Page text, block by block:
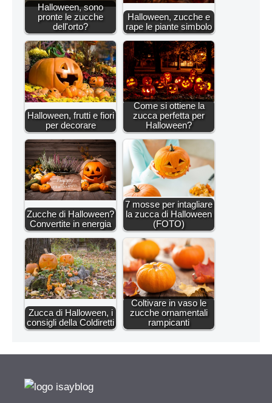
Halloween, sono
pronte le zucche
dell'orto?
Halloween, zucche e
rape le piante simbolo
Halloween, frutti e fiori
per decorare
Come si ottiene la
zucca perfetta per
Halloween?
Zucche di Halloween?
Convertite in energia
7 mosse per intagliare
la zucca di Halloween
(FOTO)
Zucca di Halloween, i
consigli della Coldiretti
Coltivare in vaso le
zucche ornamentali
rampicanti